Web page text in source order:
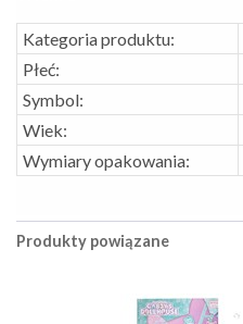
Kategoria produktu:
Płeć:
Symbol:
Wiek:
Wymiary opakowania:
Produkty powiązane